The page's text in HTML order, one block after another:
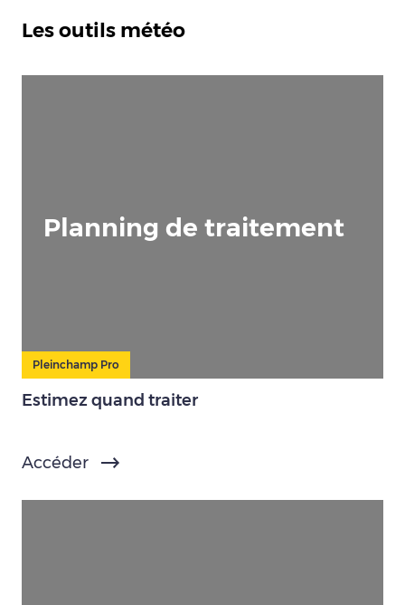
Les outils météo
Planning de traitement
Pleinchamp Pro
Estimez quand traiter
Accéder